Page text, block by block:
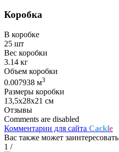
Коробка
В коробке
25 шт
Вес коробки
3.14 кг
Объем коробки
0.007938 м3
Размеры коробки
13,5х28х21 см
Отзывы
Comments are disabled
Комментарии для сайта Cackle
Вас также может заинтересовать
1 /